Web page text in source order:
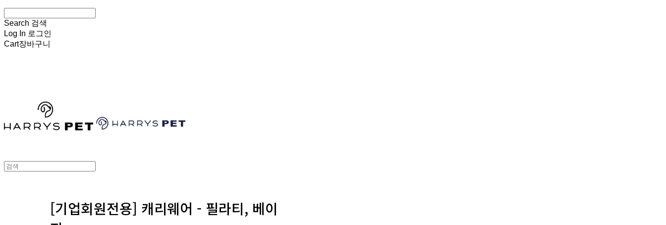
Search 검색
Log In 로그인
Cart장바구니
[기업회원전용] 캐리웨어 - 필라티, 베이